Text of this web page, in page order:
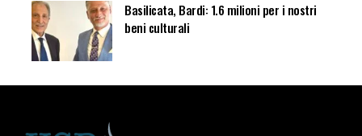
Basilicata, Bardi: 1.6 milioni per i nostri
beni culturali